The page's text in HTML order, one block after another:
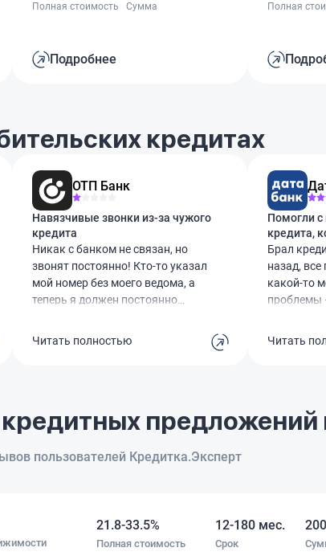
Полная стоимость Сумма
Подробнее
Полная
кредитах
ОТП Банк
Навязчивые звонки из-за чужого
кредита
Никак с банком не связан, но
звонят постоянно! Кто-то указал
мой номер без моего ведома, а
теперь я должен постоянно
Сделайте что-то с этим,
пожалуйста!
Читать полностью
Помогли с
кредита,
сложности
Брал
назад,
какой-то
проблемы
это в
не
Читать
предложений
пользователей Кредитка.Эксперт
21.8-33.5%
Полная стоимость
12-180 мес.
Срок